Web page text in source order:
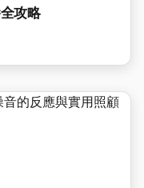
攻略